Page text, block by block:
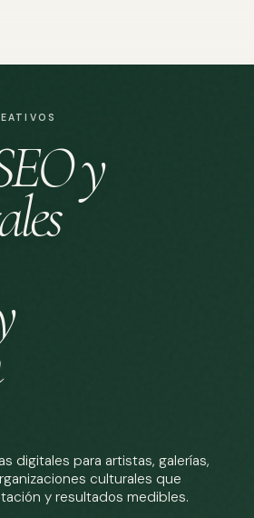
y
digitales para artistas, galerías,
culturales que
y resultados medibles.